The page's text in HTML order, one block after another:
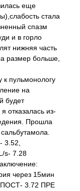
еще
стала
спазм
и в горло
нижняя часть
размер больше,
к пульмонологу
на
будет
отказалась из-
Прошла
3.52,
s- 7.28
через 15мин
ПОСТ- 3.72 ПРЕ